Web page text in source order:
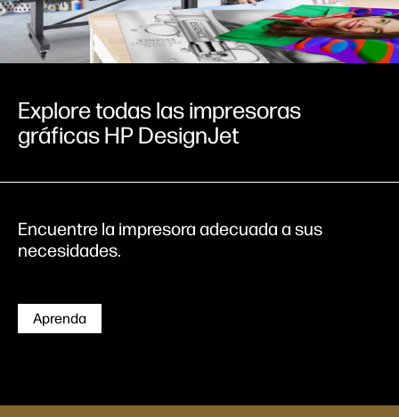
Explore todas las impresoras
gráficas HP DesignJet
Encuentre la impresora adecuada a sus
necesidades.
Aprenda